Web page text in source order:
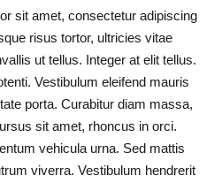
sit amet, consectetur adipiscing
risus tortor, ultricies vitae
ut tellus. Integer at elit tellus.
Vestibulum eleifend mauris
porta. Curabitur diam massa,
sit amet, rhoncus in orci.
vehicula urna. Sed mattis
viverra. Vestibulum hendrerit